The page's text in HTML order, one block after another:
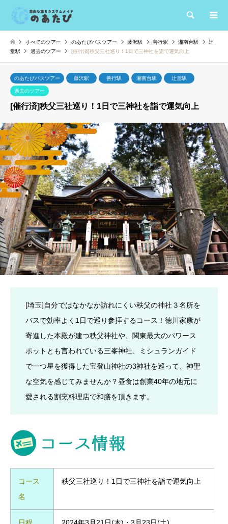
検索
すべてのツアー のあたびバスツアー 藤沢駅 善行駅 湘南台駅
辻
堂駅
過去のツアー [催行済]秩父三社巡り！1日で三神社を詣で運気向上
のあたびバスツアー 藤沢駅 善行駅 湘南台駅 辻堂駅
過去のツアー
[催行済]秩父三社巡り！1日で三神社を詣で運気向上
[埼玉]自分ではなかなか訪れにくい秩父の神社３名所を
バスで効率よく1日で巡り参拝するコース！徳川家康が
寄進した本殿が建つ秩父神社や、関東最大のパワース
ポットとも言われている三峯神社、ミシュランガイド
で一つ星を獲得した宝登山神社の3神社を巡って、神聖
な空気を感じてみませんか？昼食は創業40年の地元に
愛される割烹料理店で和膳を頂きます。
コース
名
秩父三社巡り！1日で三神社を詣で運気向上